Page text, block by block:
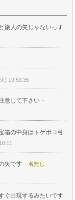
旅人の矢じゃないっす
) 19:53:35
意して下さい -
箱の中身はトゲボコ弓
矢です --名無し
ぐ出現するみたいです